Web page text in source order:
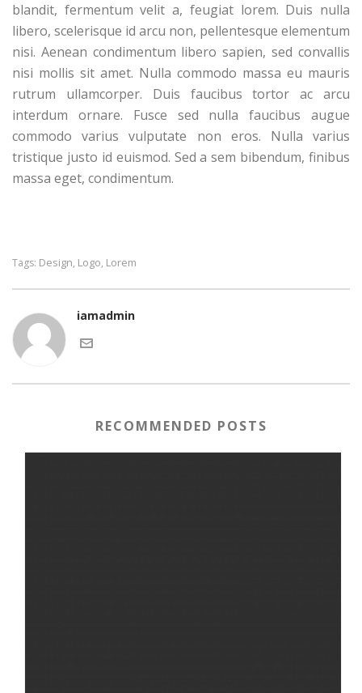
blandit, fermentum velit a, feugiat lorem. Duis nulla
libero, scelerisque id arcu non, pellentesque elementum
nisi. Aenean condimentum libero sapien, sed convallis
nisi mollis sit amet. Nulla commodo massa eu mauris
rutrum ullamcorper. Duis faucibus tortor ac arcu
interdum ornare. Fusce sed nulla faucibus augue
commodo varius vulputate non eros. Nulla varius
tristique justo id euismod. Sed a sem bibendum, finibus
massa eget, condimentum.
Tags: Design, Logo, Lorem
iamadmin
RECOMMENDED POSTS